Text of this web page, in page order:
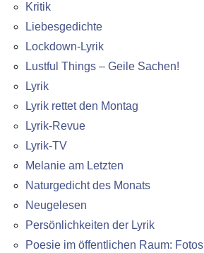
Kritik
Liebesgedichte
Lockdown-Lyrik
Lustful Things – Geile Sachen!
Lyrik
Lyrik rettet den Montag
Lyrik-Revue
Lyrik-TV
Melanie am Letzten
Naturgedicht des Monats
Neugelesen
Persönlichkeiten der Lyrik
Poesie im öffentlichen Raum: Fotos